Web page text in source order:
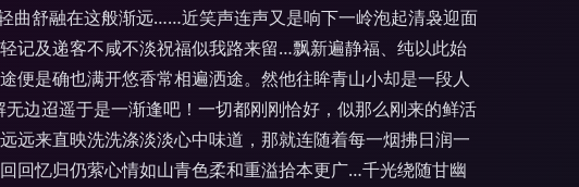
曲舒融在这般渐远……近笑声连声又是响下一岭泡起清袅迎面
记及递客不咸不淡祝福似我路来留…飘新遍静福、纯以此始
便是确也满开悠香常相遍洒途。然他往眸青山小却是一段人
迢遥于是一渐逢吧！一切都刚刚恰好，似那么刚来的鲜活
来直映洗洗涤淡淡心中味道，那就连随着每一烟拂日润一
回忆归仍萦心情如山青色柔和重溢拾本更广…千光绕随甘幽